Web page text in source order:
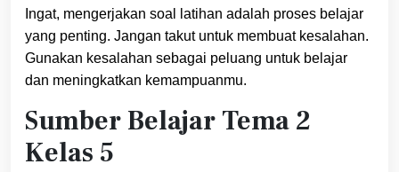
Ingat, mengerjakan soal latihan adalah proses belajar
yang penting. Jangan takut untuk membuat kesalahan.
Gunakan kesalahan sebagai peluang untuk belajar
dan meningkatkan kemampuanmu.
Sumber Belajar Tema 2
Kelas 5